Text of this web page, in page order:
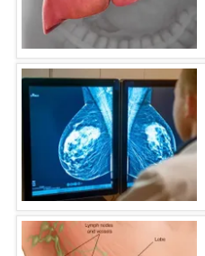
Liên hệ tòa soạn
THỜI BÁO VTV
Theo dõi báo trên